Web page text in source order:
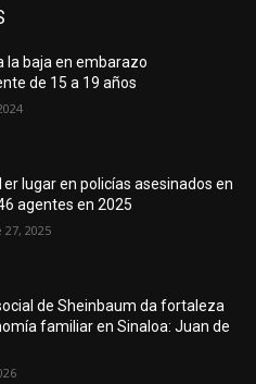
la baja en embarazo
de 15 a 19 años
lugar en policías asesinados en
agentes en 2025
2025
de Sheinbaum da fortaleza
familiar en Sinaloa: Juan de